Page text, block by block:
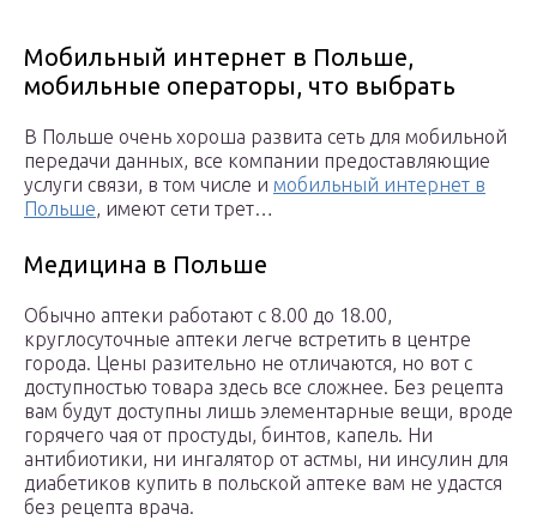
Мобильный интернет в Польше,
мобильные операторы, что выбрать
В Польше очень хороша развита сеть для мобильной
передачи данных, все компании предоставляющие
услуги связи, в том числе и мобильный интернет в
Польше, имеют сети трет…
Медицина в Польше
Обычно аптеки работают с 8.00 до 18.00,
круглосуточные аптеки легче встретить в центре
города. Цены разительно не отличаются, но вот с
доступностью товара здесь все сложнее. Без рецепта
вам будут доступны лишь элементарные вещи, вроде
горячего чая от простуды, бинтов, капель. Ни
антибиотики, ни ингалятор от астмы, ни инсулин для
диабетиков купить в польской аптеке вам не удастся
без рецепта врача.